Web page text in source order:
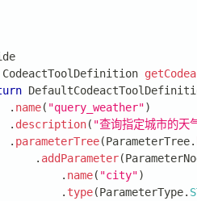
CodeactToolDefinition
. name( "query_weather")
. description( "查询指定城市的天
. parameterTree(ParameterTree.
. addParameter(
. name( "city")
. type(ParameterType.